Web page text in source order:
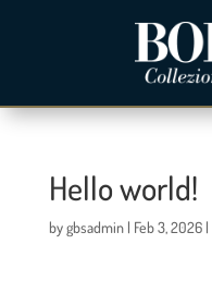
Hello world!
bygbsadmin| Feb 3, 2026|